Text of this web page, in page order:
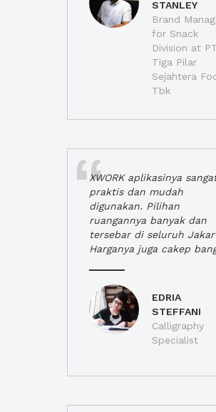
STANLEY
Brand
for Snack
Division at
Tiga Pilar
Sejahtera
Tbk
XWORK aplikasinya
praktis dan mudah
digunakan. Pilihan
ruangannya banyak dan
tersebar di seluruh
Harganya juga cakep
EDRIA
STEFFANI
Calligraphy
Specialist